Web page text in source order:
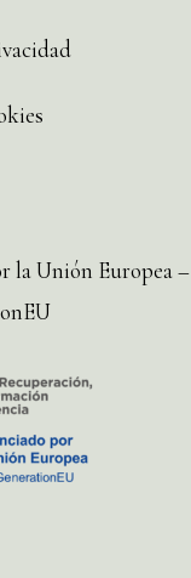
la Unión Europea –